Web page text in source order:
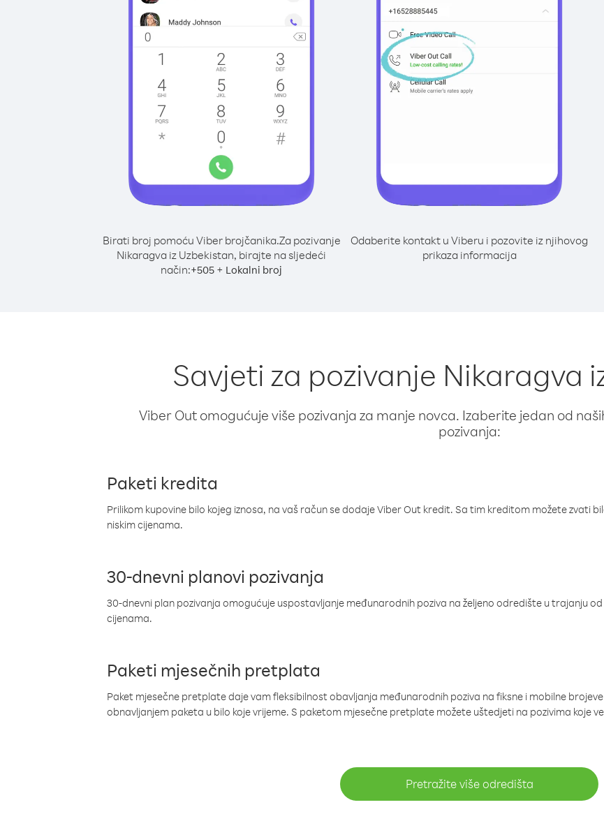
Birati broj pomoću Viber brojčanika.Za pozivanje
Nikaragva iz Uzbekistan, birajte na sljedeći
način:+505 + Lokalni broj
Odaberite kontakt u Viberu i pozovite iz njihovog
prikaza informacija
Savjeti za pozivanje Nikaragva
Viber Out omogućuje više pozivanja za manje novca. Izaberite jedan od
pozivanja:
Paketi kredita
Prilikom kupovine bilo kojeg iznosa, na vaš račun se dodaje Viber Out kredit. Sa tim kreditom možete zvati
niskim cijenama.
30-dnevni planovi pozivanja
30-dnevni plan pozivanja omogućuje uspostavljanje međunarodnih poziva na željeno odredište u trajanju
cijenama.
Paketi mjesečnih pretplata
Paket mjesečne pretplate daje vam fleksibilnost obavljanja međunarodnih poziva na fiksne i mobilne
obnavljanjem paketa u bilo koje vrijeme. S paketom mjesečne pretplate možete uštedjeti na pozivima koje
Pretražite više odredišta